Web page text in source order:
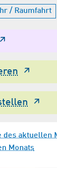
/ Raumfahrt
des aktuellen
Monats